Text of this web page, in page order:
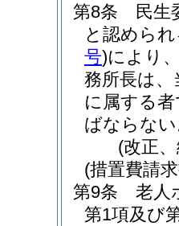
第8条
民生
と認めら
号)により
務所長は
に属する
ばならな
(改正
(措置費請
第9条
老人
第1項及び